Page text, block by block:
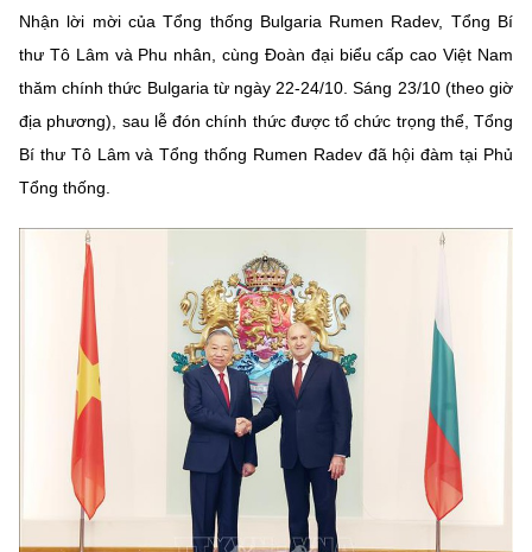
Vietnamese English
Điều khoản sử dụng Theo dõi MST:
Cơ quan chủ quản: Bộ Khoa học và Công nghệ (MST)
Chịu trách nhiệm nội dung: Nguyễn Thị Hải Hằng
Giám đốc Trung tâm Truyền thông Khoa học và Công nghệ.
Địa chỉ: Ban Biên tập Cổng TTĐT - 18 Nguyễn Du, TP. Hà Nội
Điện thoại: 024 3936 9506
stc@mst.gov.vn
©2026 Bản quyền thuộc Bộ Khoa Học và Công Nghệ
(Ghi rõ nguồn "https://mst.gov.vn" khi phát hành lại thông tin từ
Nhận lời mời của Tổng thống Bulgaria Rumen Radev, Tổng Bí
thư Tô Lâm và Phu nhân, cùng Đoàn đại biểu cấp cao Việt Nam
thăm chính thức Bulgaria từ ngày 22-24/10. Sáng 23/10 (theo giờ
địa phương), sau lễ đón chính thức được tổ chức trọng thể, Tổng
Bí thư Tô Lâm và Tổng thống Rumen Radev đã hội đàm tại Phủ
Tổng thống.